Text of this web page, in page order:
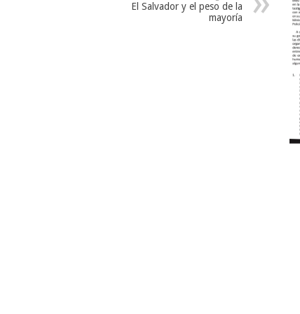
El Salvador y el peso de la
mayoría